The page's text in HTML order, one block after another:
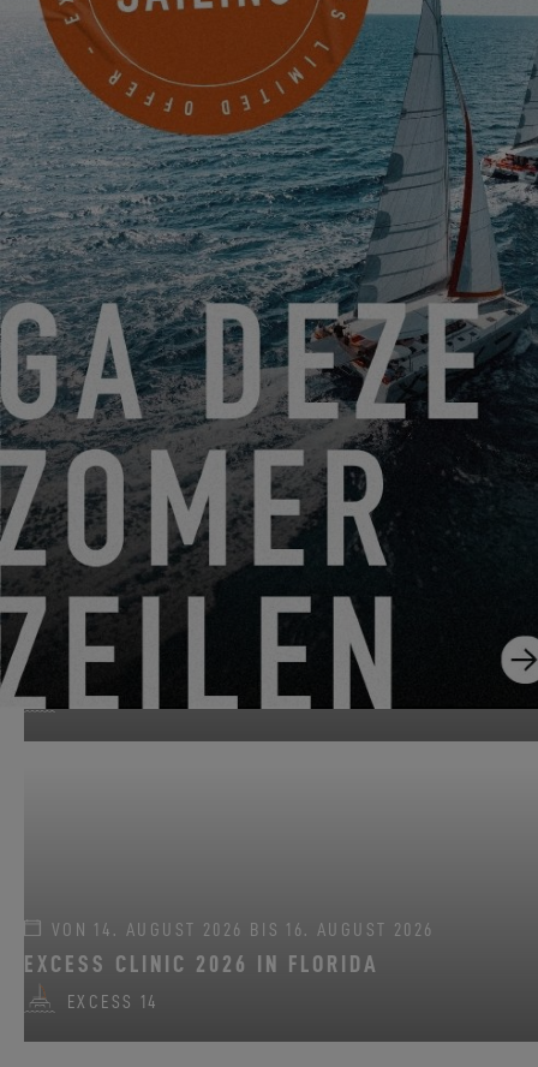
KONTAKTIEREN
ESPRIT MER
7 BOULEVARD VICTOR HUGO
BANDOL, Frankreich
EINEN TERMIN VEREINBAREN
VON 22. JUNI 2026 BIS 31. AUGUST 2026
GO SAILING MIT EXCESS DIESEN SOMMER!
EXCESS 11 EXCESS 13 EXCESS 14
VON 14. AUGUST 2026 BIS 16. AUGUST 2026
EXCESS CLINIC 2026 IN FLORIDA
EXCESS 14